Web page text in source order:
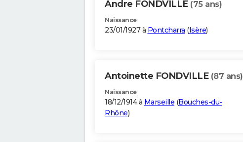
Andre FONDVILLE (75 ans)
Naissance
23/01/1927 à Pontcharra (Isère)
Antoinette FONDVILLE (87 ans)
Naissance
18/12/1914 à Marseille (Bouches-du-
Rhône)